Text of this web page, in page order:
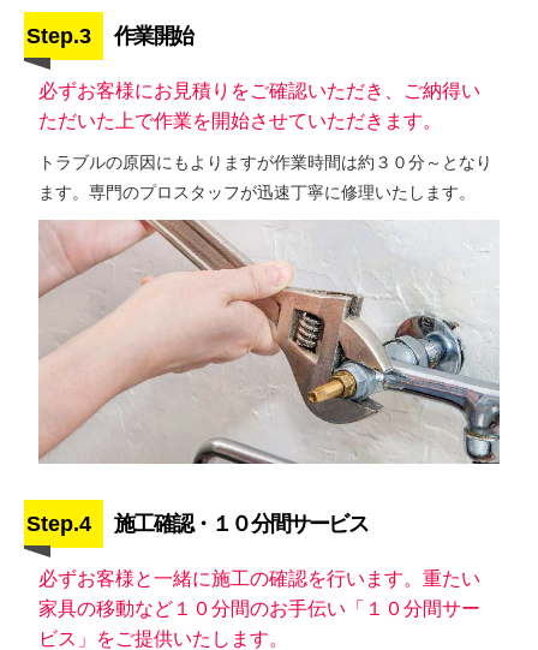
Step.3 作業開始
必ずお客様にお見積りをご確認いただき、ご納得い
ただいた上で作業を開始させていただきます。
トラブルの原因にもよりますが作業時間は約３０分～となり
ます。専門のプロスタッフが迅速丁寧に修理いたします。
Step.4 施工確認・１０分間サービス
必ずお客様と一緒に施工の確認を行います。重たい
家具の移動など１０分間のお手伝い「１０分間サー
ビス」をご提供いたします。